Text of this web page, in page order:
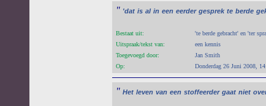
" 'dat is al in een eerder gesprek te berde
Bestaat uit:
'te berde gebracht' en 'ter
Uitspraak/tekst van:
een kennis
Toegevoegd door:
Jan Smith
Op:
Donderdag 26 Juni 2008,
" Het leven van een stoffeerder gaat niet